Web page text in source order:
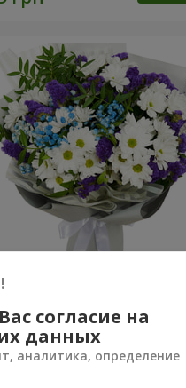
букет на День рождения
согласие на
данных
аналитика, определение